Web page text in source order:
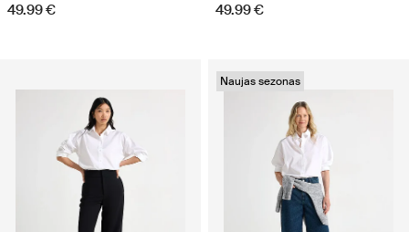
49.99 € 49.99 €
Naujas sezonas